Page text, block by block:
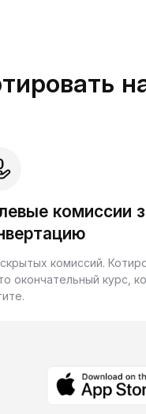
комиссии
комиссий.
окончательный курс,